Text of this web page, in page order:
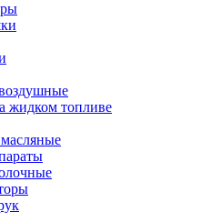
жидком топливе